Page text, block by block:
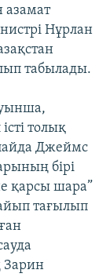
азамат
Нұрлан
табылады.
толық
Джеймс
бірі
қарсы шара”
тағылып
Зарин